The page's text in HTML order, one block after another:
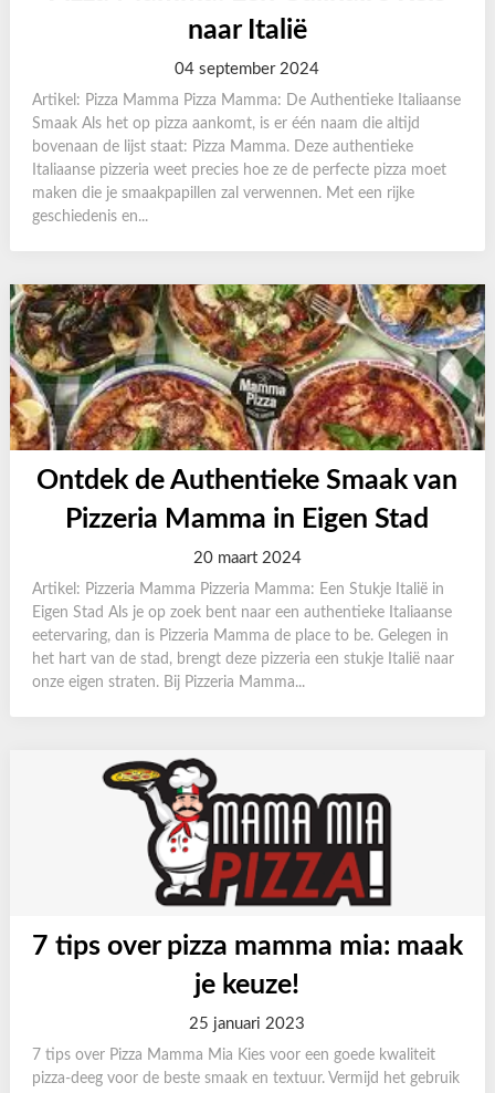
naar Italië
04 september 2024
Artikel: Pizza Mamma Pizza Mamma: De Authentieke Italiaanse
Smaak Als het op pizza aankomt, is er één naam die altijd
bovenaan de lijst staat: Pizza Mamma. Deze authentieke
Italiaanse pizzeria weet precies hoe ze de perfecte pizza moet
maken die je smaakpapillen zal verwennen. Met een rijke
geschiedenis en...
Ontdek de Authentieke Smaak van
Pizzeria Mamma in Eigen Stad
20 maart 2024
Artikel: Pizzeria Mamma Pizzeria Mamma: Een Stukje Italië in
Eigen Stad Als je op zoek bent naar een authentieke Italiaanse
eetervaring, dan is Pizzeria Mamma de place to be. Gelegen in
het hart van de stad, brengt deze pizzeria een stukje Italië naar
onze eigen straten. Bij Pizzeria Mamma...
7 tips over pizza mamma mia: maak
je keuze!
25 januari 2023
7 tips over Pizza Mamma Mia Kies voor een goede kwaliteit
pizza-deeg voor de beste smaak en textuur. Vermijd het gebruik